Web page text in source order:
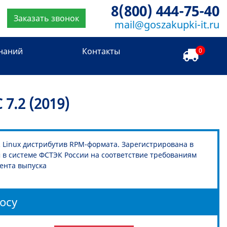
Заказать звонок 8(800) 444-75-40
mail@goszakupki-it.ru
0
Контакты
(2019)
дистрибутив RPM-формата. Зарегистрирована в
системе ФСТЭК России на соответствие требованиям
выпуска